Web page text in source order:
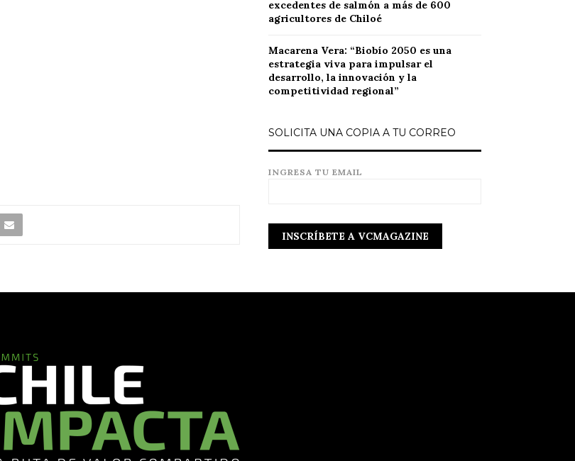
excedentes de salmón a más de 600
agricultores de Chiloé
Macarena Vera: “Biobío 2050 es una
estrategia viva para impulsar el
desarrollo, la innovación y la
competitividad regional”
SOLICITA UNA COPIA A TU CORREO
INGRESA TU EMAIL